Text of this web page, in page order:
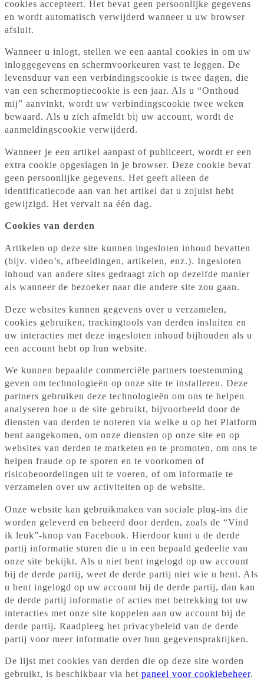
cookies accepteert. Het bevat geen persoonlijke gegevens
en wordt automatisch verwijderd wanneer u uw browser
afsluit.
Wanneer u inlogt, stellen we een aantal cookies in om uw
inloggegevens en schermvoorkeuren vast te leggen. De
levensduur van een verbindingscookie is twee dagen, die
van een schermoptiecookie is een jaar. Als u “Onthoud
mij” aanvinkt, wordt uw verbindingscookie twee weken
bewaard. Als u zich afmeldt bij uw account, wordt de
aanmeldingscookie verwijderd.
Wanneer je een artikel aanpast of publiceert, wordt er een
extra cookie opgeslagen in je browser. Deze cookie bevat
geen persoonlijke gegevens. Het geeft alleen de
identificatiecode aan van het artikel dat u zojuist hebt
gewijzigd. Het vervalt na één dag.
Cookies van derden
Artikelen op deze site kunnen ingesloten inhoud bevatten
(bijv. video’s, afbeeldingen, artikelen, enz.). Ingesloten
inhoud van andere sites gedraagt zich op dezelfde manier
als wanneer de bezoeker naar die andere site zou gaan.
Deze websites kunnen gegevens over u verzamelen,
cookies gebruiken, trackingtools van derden insluiten en
uw interacties met deze ingesloten inhoud bijhouden als u
een account hebt op hun website.
We kunnen bepaalde commerciële partners toestemming
geven om technologieën op onze site te installeren. Deze
partners gebruiken deze technologieën om ons te helpen
analyseren hoe u de site gebruikt, bijvoorbeeld door de
diensten van derden te noteren via welke u op het Platform
bent aangekomen, om onze diensten op onze site en op
websites van derden te marketen en te promoten, om ons te
helpen fraude op te sporen en te voorkomen of
risicobeoordelingen uit te voeren, of om informatie te
verzamelen over uw activiteiten op de website.
Onze website kan gebruikmaken van sociale plug-ins die
worden geleverd en beheerd door derden, zoals de “Vind
ik leuk”-knop van Facebook. Hierdoor kunt u de derde
partij informatie sturen die u in een bepaald gedeelte van
onze site bekijkt. Als u niet bent ingelogd op uw account
bij de derde partij, weet de derde partij niet wie u bent. Als
u bent ingelogd op uw account bij de derde partij, dan kan
de derde partij informatie of acties met betrekking tot uw
interacties met onze site koppelen aan uw account bij de
derde partij. Raadpleeg het privacybeleid van de derde
partij voor meer informatie over hun gegevenspraktijken.
De lijst met cookies van derden die op deze site worden
gebruikt, is beschikbaar via het paneel voor cookiebeheer.